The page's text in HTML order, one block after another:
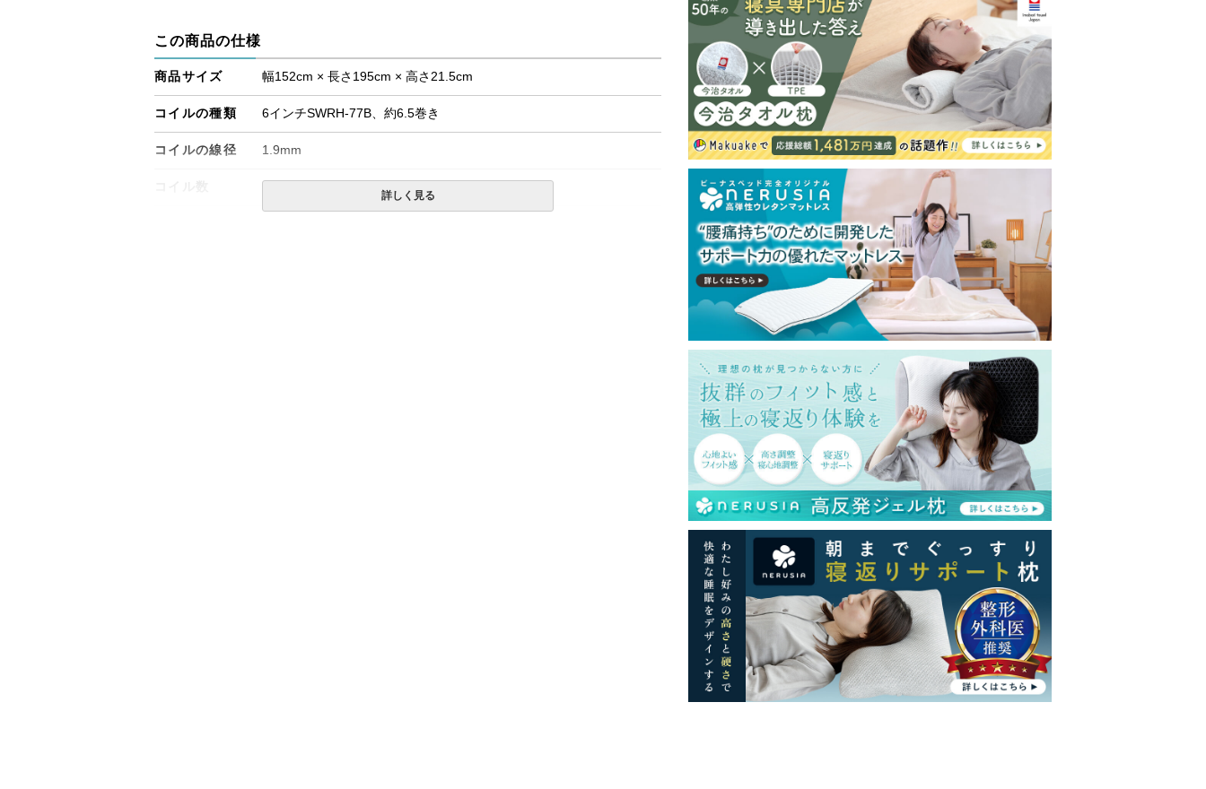
この商品の仕様
商品サイズ 幅152cm × 長さ195cm × 高さ21.5cm
コイルの種類 6インチSWRH-77B、約6.5巻き
コイルの線径 1.9mm
詳しく見る